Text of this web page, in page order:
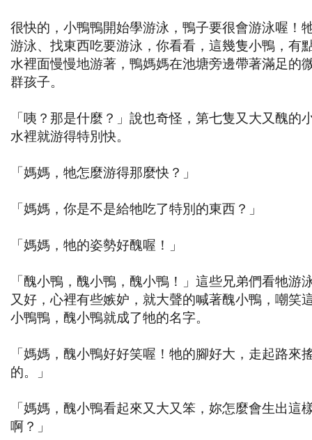
很快的，小鴨鴨開始學游泳，鴨子要很會游泳喔！
游泳、找東西吃要游泳，你看看，這幾隻小鴨，有
水裡面慢慢地游著，鴨媽媽在池塘旁邊帶著滿足的
群孩子。
「咦？那是什麼？」說也奇怪，第七隻又大又醜的
水裡就游得特別快。
「媽媽，牠怎麼游得那麼快？」
「媽媽，你是不是給牠吃了特別的東西？」
「媽媽，牠的姿勢好醜喔！」
「醜小鴨，醜小鴨，醜小鴨！」這些兄弟們看牠游
又好，心裡有些嫉妒，就大聲的喊著醜小鴨，嘲笑
小鴨鴨，醜小鴨就成了牠的名字。
「媽媽，醜小鴨好好笑喔！牠的腳好大，走起路來
的。」
「媽媽，醜小鴨看起來又大又笨，妳怎麼會生出這
啊？」